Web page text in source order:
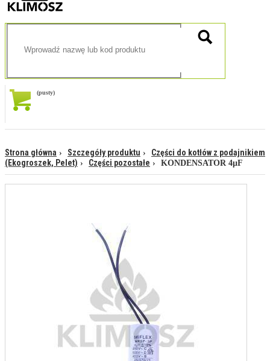
(pusty)
Strona główna Szczegóły produktu
Części do kotłów z podajnikiem
(Ekogroszek, Pelet)
Części pozostałe KONDENSATOR 4µF